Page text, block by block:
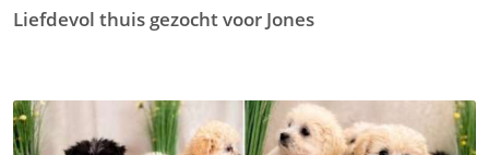
Liefdevol thuis gezocht voor Jones